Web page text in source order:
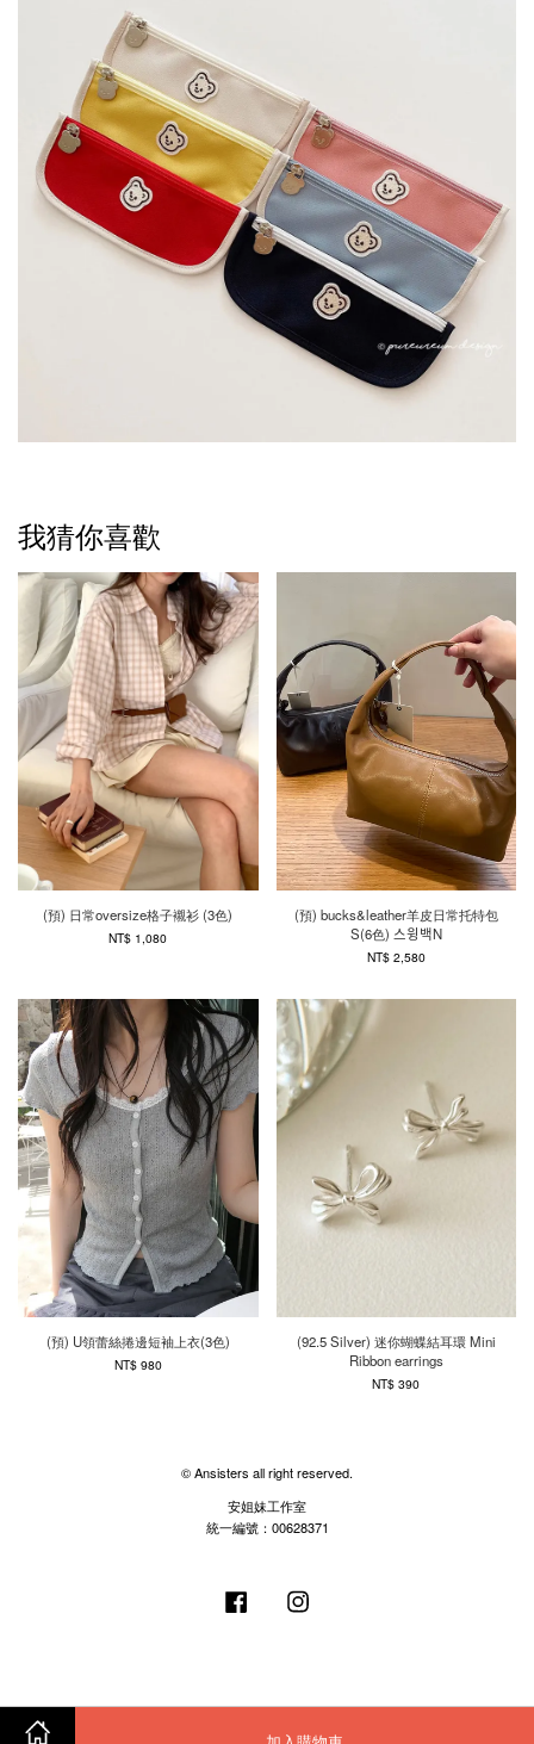
我猜你喜歡
(預) 日常oversize格子襯衫 (3色)
NT$ 1,080
(預) bucks&leather羊皮日常托特包
S(6色) 스윙백N
NT$ 2,580
(預) U領蕾絲捲邊短袖上衣(3色)
NT$ 980
(92.5 Silver) 迷你蝴蝶結耳環 Mini
Ribbon earrings
NT$ 390
© Ansisters all right reserved.
安姐妹工作室
統一編號：00628371
Facebook